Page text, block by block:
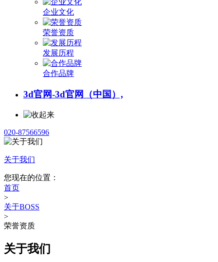
企业文化
荣誉资质
发展历程
合作品牌
3d官网-3d官网（中国）,
020-87566596
关于我们
您现在的位置：
首页
>
关于BOSS
>
荣誉资质
关于我们